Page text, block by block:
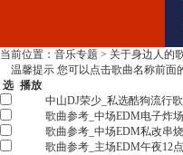
当前位置： 音乐专题 > 关于身边人的
温馨提示 您可以点击歌曲名称前面
选 播放
中山DJ荣少_私选酷狗流行
歌曲参考_中场EDM电子炸
歌曲参考_中场EDM私改串
歌曲参考_主场EDM午夜12